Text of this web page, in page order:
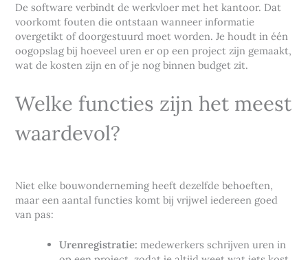
De software verbindt de werkvloer met het kantoor. Dat
voorkomt fouten die ontstaan wanneer informatie
overgetikt of doorgestuurd moet worden. Je houdt in één
oogopslag bij hoeveel uren er op een project zijn gemaakt,
wat de kosten zijn en of je nog binnen budget zit.
Welke functies zijn het meest
waardevol?
Niet elke bouwonderneming heeft dezelfde behoeften,
maar een aantal functies komt bij vrijwel iedereen goed
van pas:
Urenregistratie: medewerkers schrijven uren in